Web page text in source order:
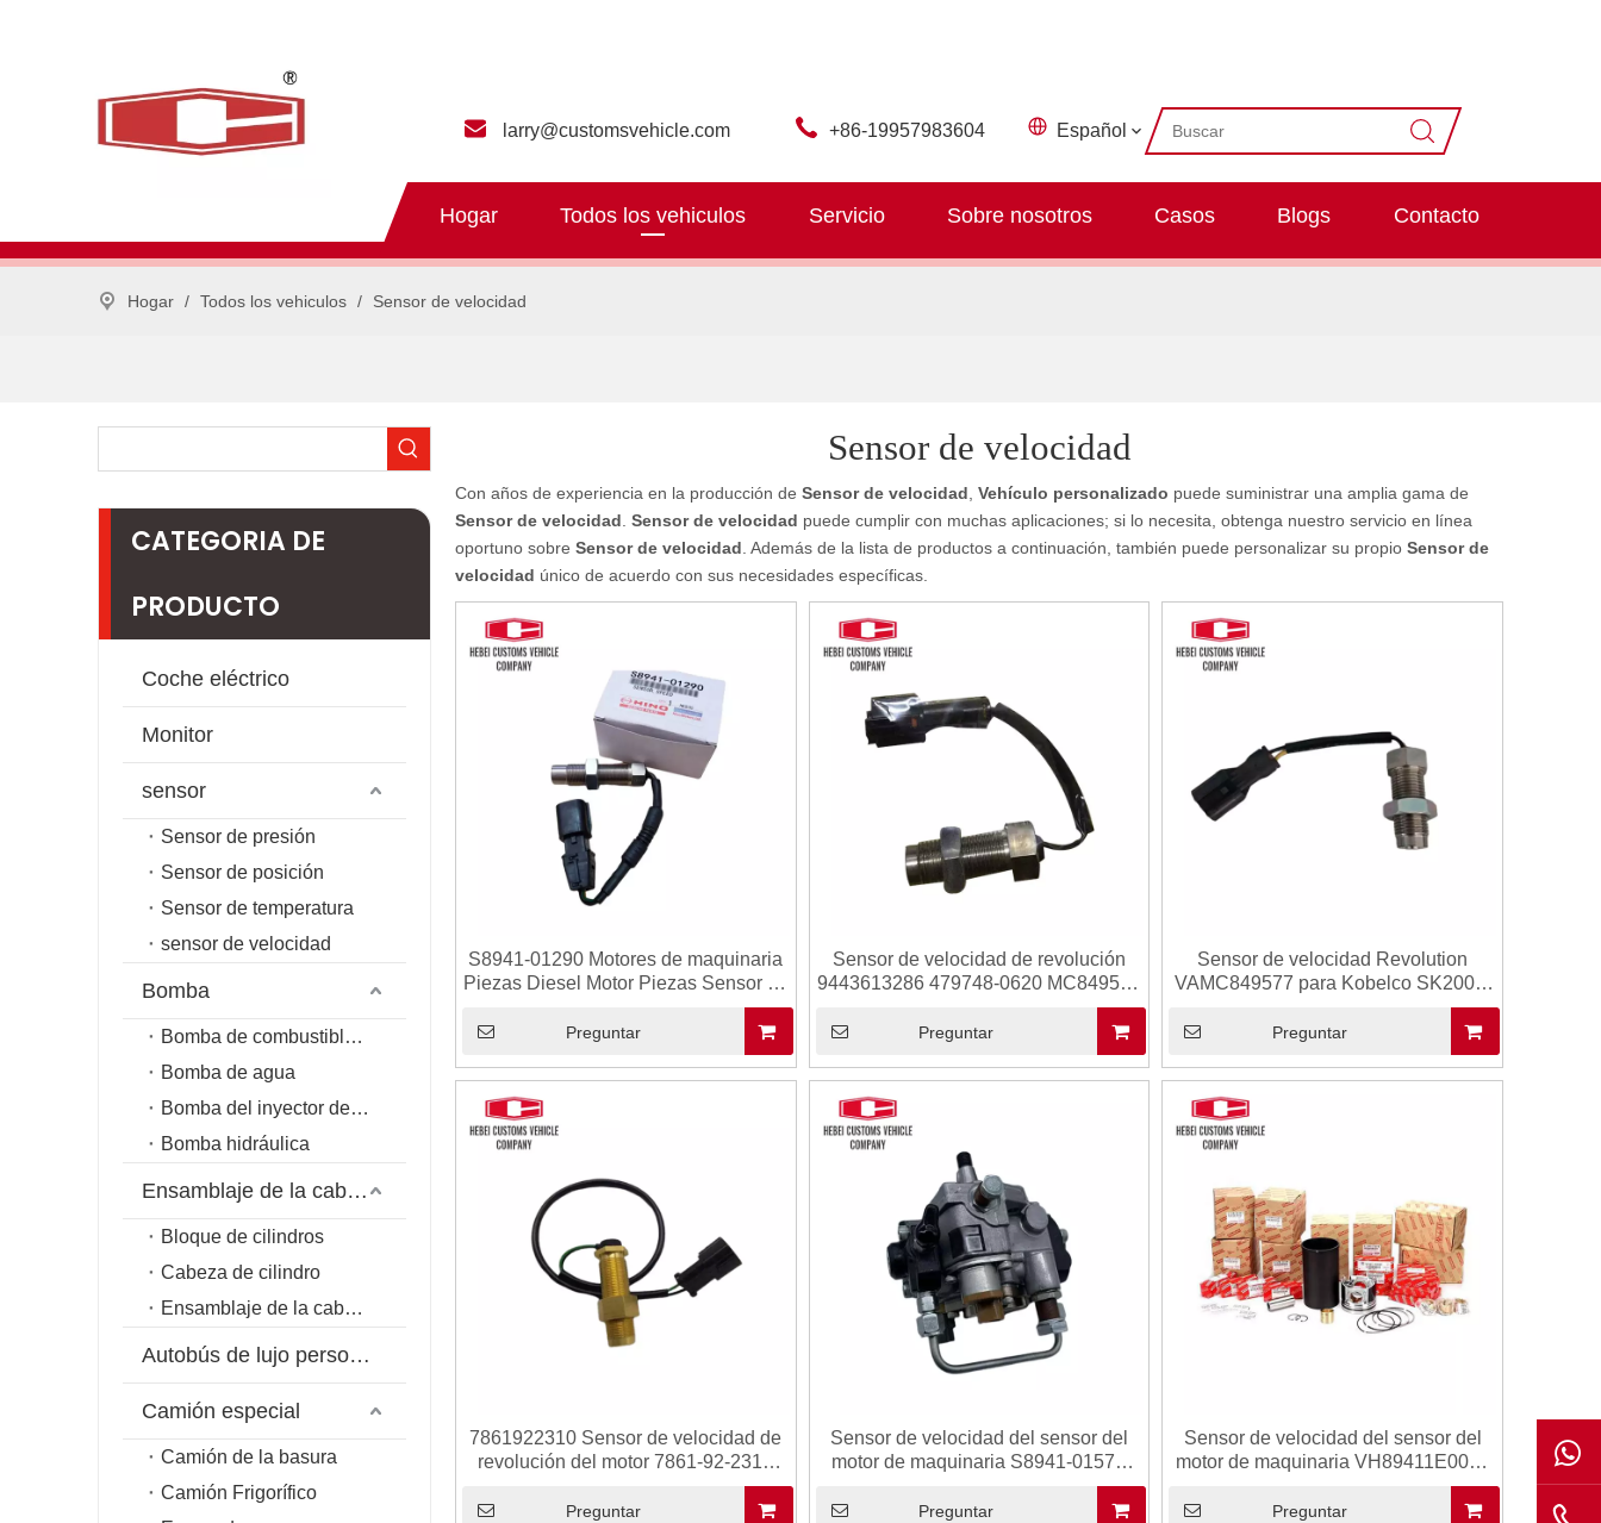
larry@customsvehicle.com +86-19957983604 Español
Hogar Todos los vehiculos Servicio Sobre nosotros Casos Blogs Contacto
Hogar / Todos los vehiculos / Sensor de velocidad
CATEGORIA DE
PRODUCTO
Coche eléctrico
Monitor
sensor
Sensor de presión
Sensor de posición
Sensor de temperatura
sensor de velocidad
Bomba
Bomba de combustible de riel común
Bomba de agua
Bomba del inyector de combustible
Bomba hidráulica
Ensamblaje de la cabeza del cilindro
Bloque de cilindros
Cabeza de cilindro
Ensamblaje de la cabeza del cilindro
Autobús de lujo personalizado
Camión especial
Camión de la basura
Camión Frigorífico
Sensor de velocidad
Con años de experiencia en la producción de Sensor de velocidad Vehículo personalizado puede suministrar una amplia gama de
Sensor de velocidad Sensor de velocidad puede cumplir con muchas aplicaciones; si lo necesita, obtenga nuestro servicio en línea
oportuno sobre Sensor de velocidad . Además de la lista de productos a continuación, también puede personalizar su propio Sensor de
velocidad único de acuerdo con sus necesidades específicas.
S8941-01290 Motores de maquinaria
Piezas Diesel Motor Piezas Sensor de
velocidad S8941-01290 para Hino
J05E J08E
Preguntar
Sensor de velocidad de revolución
9443613286 479748-0620 MC849577
para Kobelco SK200-6 SK200-6E
Preguntar
Sensor de velocidad Revolution
VAMC849577 para Kobelco SK200-6
SK200-6E Diesel Engine 6D34T
Preguntar
7861922310 Sensor de velocidad de
revolución del motor 7861-92-2310
4D102 6D102 para Komatsu PC200-6
PC120-6 PC300-6 PC400-6 Industrias
Preguntar
Sensor de velocidad del sensor del
motor de maquinaria S8941-01570
S894101570 VH894101570A
Conector automotriz para J05E
Preguntar
Sensor de velocidad del sensor del
motor de maquinaria VH89411E0050
029600-0570 Automotive Connector
para J05E J08E
Preguntar